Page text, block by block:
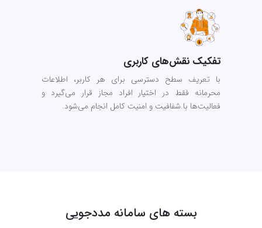
تفکیک نقش‌های کاربری
با تعریف سطح دسترسی برای هر کاربر، اطلاعات
محرمانه فقط در اختیار افراد مجاز قرار می‌گیرد و
فعالیت‌ها با شفافیت و امنیت کامل انجام می‌شود.
بسته های سامانه مددجویی